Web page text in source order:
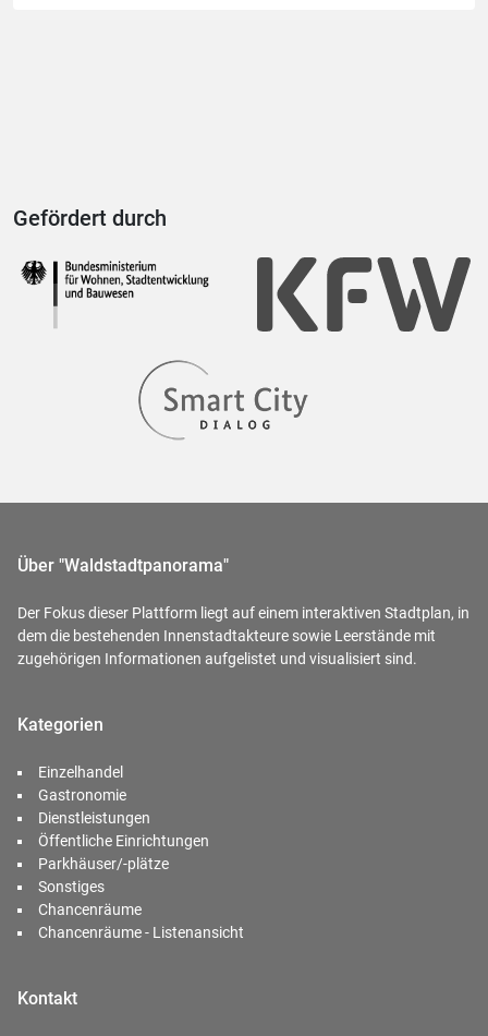
Gefördert durch
Über "Waldstadtpanorama"
Der Fokus dieser Plattform liegt auf einem interaktiven Stadtplan, in
dem die bestehenden Innenstadtakteure sowie Leerstände mit
zugehörigen Informationen aufgelistet und visualisiert sind.
Kategorien
Einzelhandel
Gastronomie
Dienstleistungen
Öffentliche Einrichtungen
Parkhäuser/-plätze
Sonstiges
Chancenräume
Chancenräume - Listenansicht
Kontakt